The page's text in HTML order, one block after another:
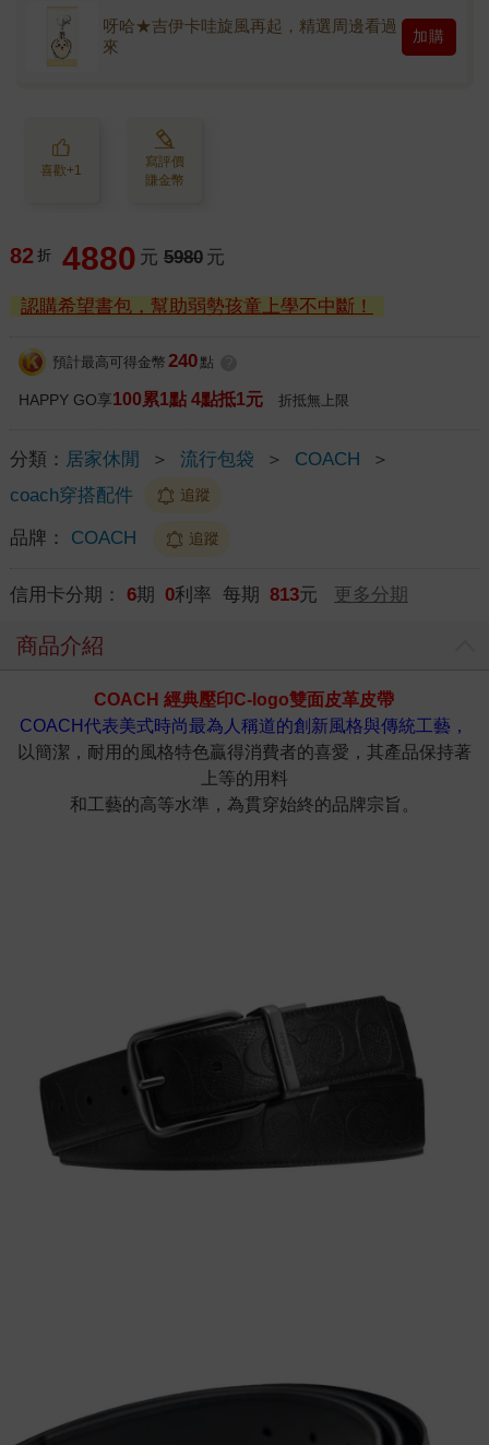
呀哈★吉伊卡哇旋風再起，精選周邊看過
來
加購
喜歡+1
寫評價
賺金幣
82 折 4880 元 5980 元
認購希望書包，幫助弱勢孩童上學不中斷！
預計最高可得金幣 240 點
HAPPY GO享100累1點 4點抵1元 折抵無上限
分類： 居家休閒 ＞ 流行包袋 ＞ COACH
＞
coach穿搭配件
追蹤
品牌： COACH 追蹤
信用卡分期： 6期 0利率 每期 813元 更多分期
商品介紹
COACH 經典壓印C-logo雙面皮革皮帶
COACH代表美式時尚最為人稱道的創新風格與傳統工藝，
以簡潔，耐用的風格特色贏得消費者的喜愛，其產品保持著
上等的用料
和工藝的高等水準，為貫穿始終的品牌宗旨。